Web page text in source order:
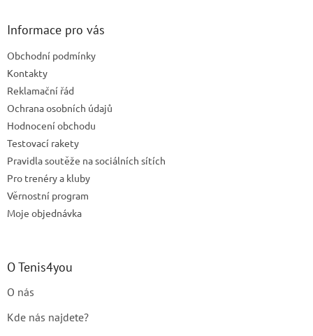
Informace pro vás
Obchodní podmínky
Kontakty
Reklamační řád
Ochrana osobních údajů
Hodnocení obchodu
Testovací rakety
Pravidla soutěže na sociálních sítích
Pro trenéry a kluby
Věrnostní program
Moje objednávka
O Tenis4you
O nás
Kde nás najdete?